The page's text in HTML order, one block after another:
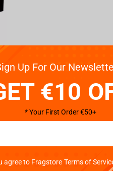
- Risk Board Game English
Up For Our
€10
* Your First Order €50+
agree to Fragstore Terms of